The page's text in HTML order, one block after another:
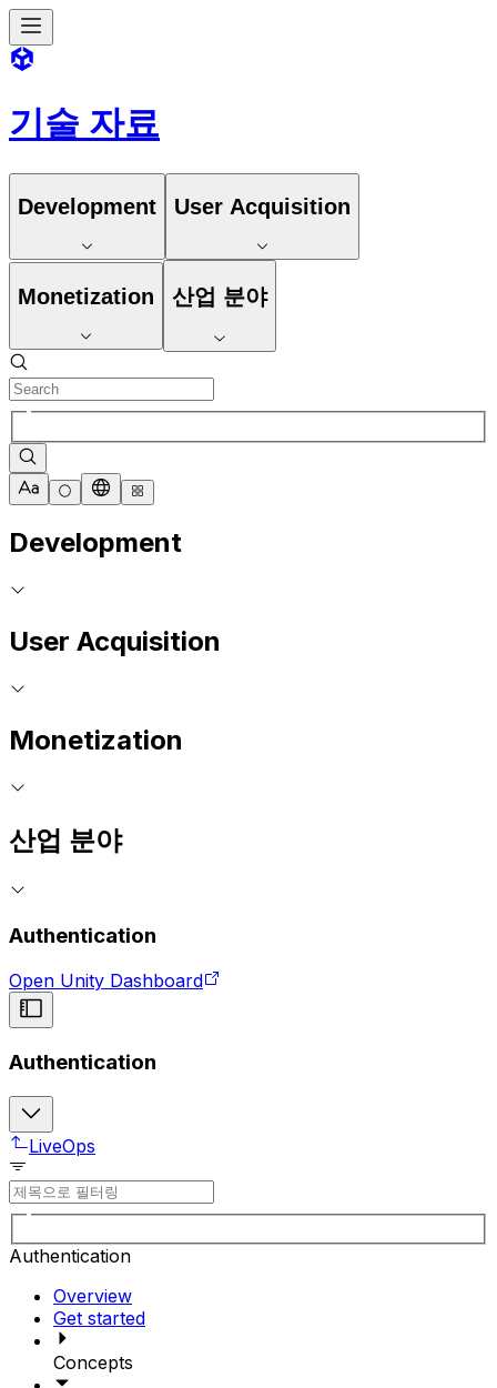
기술 자료
Development User Acquisition
Monetization 산업 분야
Development
User Acquisition
Monetization
산업 분야
Authentication
Open Unity Dashboard
Authentication
LiveOps
Authentication
Overview
Get started
Concepts